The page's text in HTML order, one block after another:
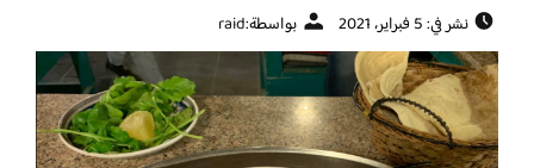
نشر في: 5 فبراير، 2021 بواسطة:raid